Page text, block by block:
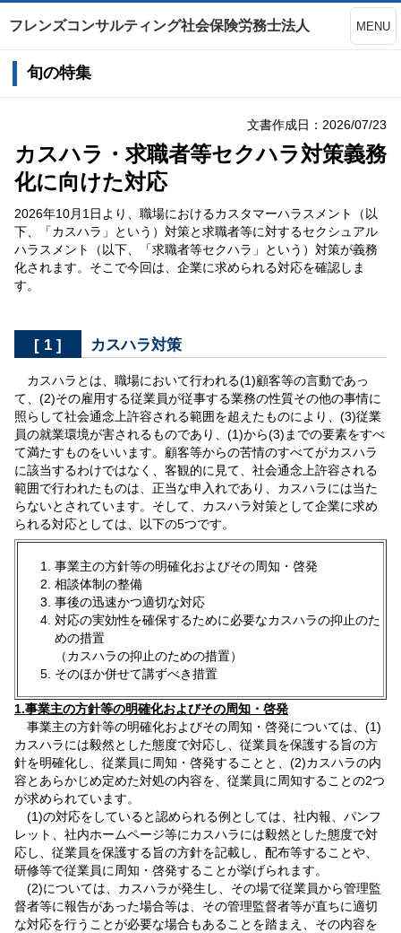
フレンズコンサルティング社会保険労務士法人 MENU
旬の特集
文書作成日：2026/07/23
カスハラ・求職者等セクハラ対策義務
化に向けた対応
2026年10月1日より、職場におけるカスタマーハラスメント（以
下、「カスハラ」という）対策と求職者等に対するセクシュアル
ハラスメント（以下、「求職者等セクハラ」という）対策が義務
化されます。そこで今回は、企業に求められる対応を確認しま
す。
[ 1 ] カスハラ対策
カスハラとは、職場において行われる(1)顧客等の言動であっ
て、(2)その雇用する従業員が従事する業務の性質その他の事情に
照らして社会通念上許容される範囲を超えたものにより、(3)従業
員の就業環境が害されるものであり、(1)から(3)までの要素をすべ
て満たすものをいいます。顧客等からの苦情のすべてがカスハラ
に該当するわけではなく、客観的に見て、社会通念上許容される
範囲で行われたものは、正当な申入れであり、カスハラには当た
らないとされています。そして、カスハラ対策として企業に求め
られる対応としては、以下の5つです。
事業主の方針等の明確化およびその周知・啓発
相談体制の整備
事後の迅速かつ適切な対応
対応の実効性を確保するために必要なカスハラの抑止のた
めの措置
（カスハラの抑止のための措置）
そのほか併せて講ずべき措置
1.事業主の方針等の明確化およびその周知・啓発
事業主の方針等の明確化およびその周知・啓発については、(1)
カスハラには毅然とした態度で対応し、従業員を保護する旨の方
針を明確化し、従業員に周知・啓発することと、(2)カスハラの内
容とあらかじめ定めた対処の内容を、従業員に周知することの2つ
が求められています。
(1)の対応をしていると認められる例としては、社内報、パンフ
レット、社内ホームページ等にカスハラには毅然とした態度で対
応し、従業員を保護する旨の方針を記載し、配布等することや、
研修等で従業員に周知・啓発することが挙げられます。
(2)については、カスハラが発生し、その場で従業員から管理監
督者等に報告があった場合等は、その管理監督者等が直ちに適切
な対応を行うことが必要な場合もあることを踏まえ、その内容を